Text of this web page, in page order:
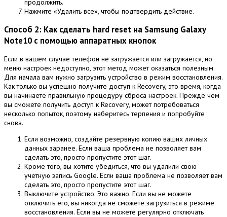
продолжить.
Нажмите «Удалить все», чтобы подтвердить действие.
Способ 2: Как сделать hard reset на Samsung Galaxy
Note10 с помощью аппаратных кнопок
Если в вашем случае телефон не загружается или загружается, но
меню настроек недоступно, этот метод может оказаться полезным.
Для начала вам нужно загрузить устройство в режим восстановления.
Как только вы успешно получите доступ к Recovery, это время, когда
вы начинаете правильную процедуру сброса настроек. Прежде чем
вы сможете получить доступ к Recovery, может потребоваться
несколько попыток, поэтому наберитесь терпения и попробуйте
снова.
Если возможно, создайте резервную копию ваших личных
данных заранее. Если ваша проблема не позволяет вам
сделать это, просто пропустите этот шаг.
Кроме того, вы хотите убедиться, что вы удалили свою
учетную запись Google. Если ваша проблема не позволяет вам
сделать это, просто пропустите этот шаг.
Выключите устройство. Это важно. Если вы не можете
отключить его, вы никогда не сможете загрузиться в режиме
восстановления. Если вы не можете регулярно отключать